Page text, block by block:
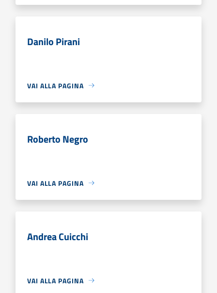
Danilo Pirani
VAI ALLA PAGINA
Roberto Negro
VAI ALLA PAGINA
Andrea Cuicchi
VAI ALLA PAGINA